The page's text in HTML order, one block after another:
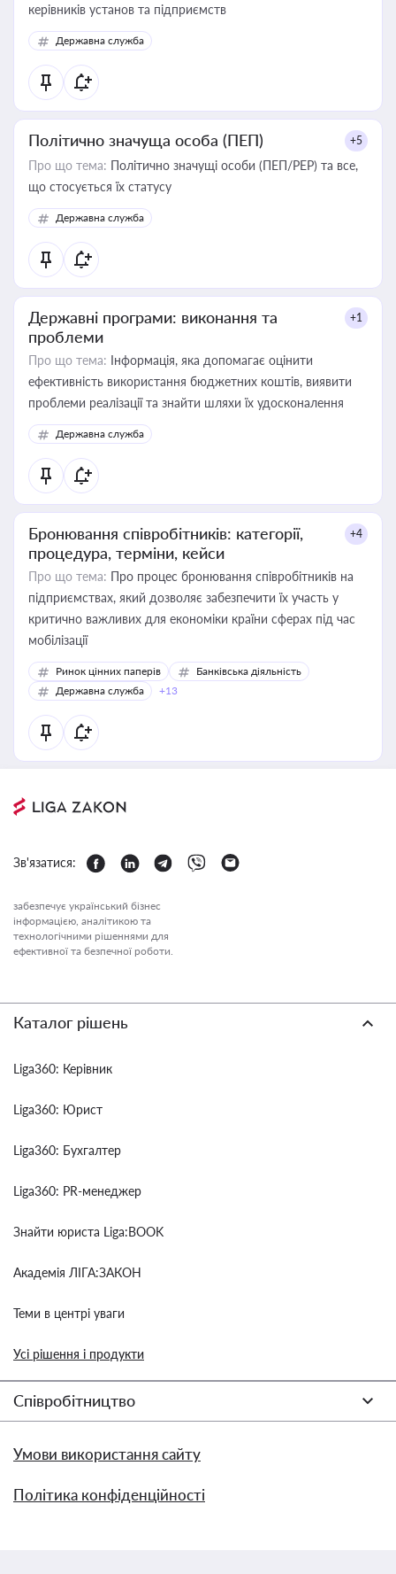
керівників установ та підприємств
Державна служба
Політично значуща особа (ПЕП) +5
Про що тема: Політично значущі особи (ПЕП/PEP) та все,
що стосується їх статусу
Державна служба
Державні програми: виконання та
проблеми
+1
Про що тема: Інформація, яка допомагає оцінити
ефективність використання бюджетних коштів, виявити
проблеми реалізації та знайти шляхи їх удосконалення
Державна служба
Бронювання співробітників: категорії,
процедура, терміни, кейси
+4
Про що тема: Про процес бронювання співробітників на
підприємствах, який дозволяє забезпечити їх участь у
критично важливих для економіки країни сферах під час
мобілізації
Ринок цінних паперів
Банківська діяльність
Державна служба
+13
Зв'язатися:
забезпечує український бізнес
інформацією, аналітикою та
технологічними рішеннями для
ефективної та безпечної роботи.
Каталог рішень
Liga360: Керівник
Liga360: Юрист
Liga360: Бухгалтер
Liga360: PR-менеджер
Знайти юриста Liga:BOOK
Академія ЛІГА:ЗАКОН
Теми в центрі уваги
Усі рішення і продукти
Співробітництво
Умови використання сайту
Політика конфіденційності